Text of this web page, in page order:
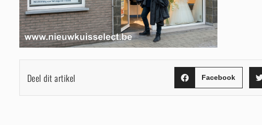
Deel dit artikel Facebook